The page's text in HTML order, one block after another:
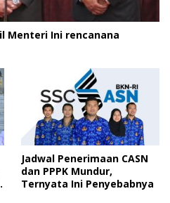
Menteri Ini rencanana
Jadwal Penerimaan CASN
dan PPPK Mundur,
Ternyata Ini Penyebabnya